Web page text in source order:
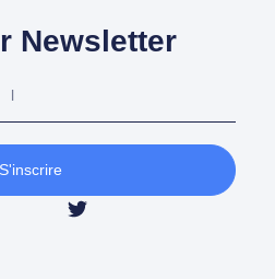
Newsletter
S'inscrire